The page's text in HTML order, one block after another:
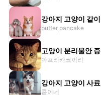
강아지 고양이 같
butter pancake
고양이 분리불안
아프리카코끼리
강아지 고양이 사
콩이네